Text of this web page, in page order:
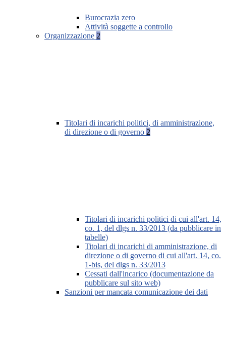
Burocrazia zero
Attività soggette a controllo
Organizzazione 2
Titolari di incarichi politici, di amministrazione,
di direzione o di governo 2
Titolari di incarichi politici di cui all'art. 14,
co. 1, del dlgs n. 33/2013 (da pubblicare in
tabelle)
Titolari di incarichi di amministrazione, di
direzione o di governo di cui all'art. 14, co.
1-bis, del dlgs n. 33/2013
Cessati dall'incarico (documentazione da
pubblicare sul sito web)
Sanzioni per mancata comunicazione dei dati